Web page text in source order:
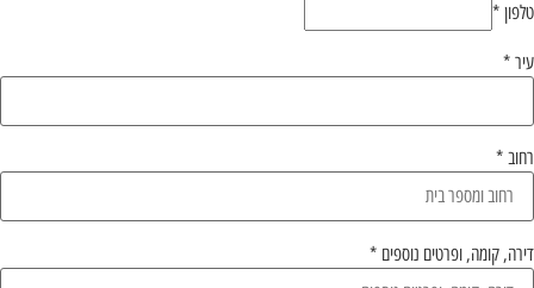
טלפון *
עיר *
רחוב *
דירה, קומה, ופרטים נוספים *